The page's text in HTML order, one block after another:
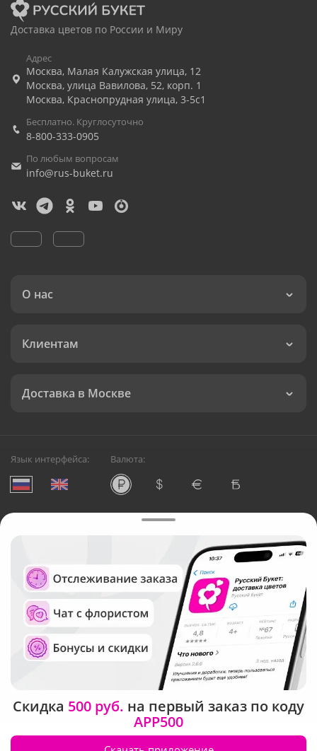
Доставка цветов по России и Миру
Адрес
Москва, Малая Калужская улица, 12
Москва, улица Вавилова, 52, корп. 1
Москва, Краснопрудная улица, 3-5с1
Бесплатно. Круглосуточно
8-800-333-0905
По любым вопросам
info@rus-buket.ru
О нас
Клиентам
Доставка в Москве
Язык интерфейса: Валюта:
Служба круглосуточной доставки цветов в Москве
Русский Букет, 2026
Общество с ограниченной ответственностью «Технология»
ОГРН: 1195476081745, ИНН: 5410081997
Юридический адрес: г. Новосибирск, ул. Ипподромская,
д.42, оф. 3
Рейтинг Русского букета в г. Москва
Скидка 500 руб. на первый заказ по коду
APP500